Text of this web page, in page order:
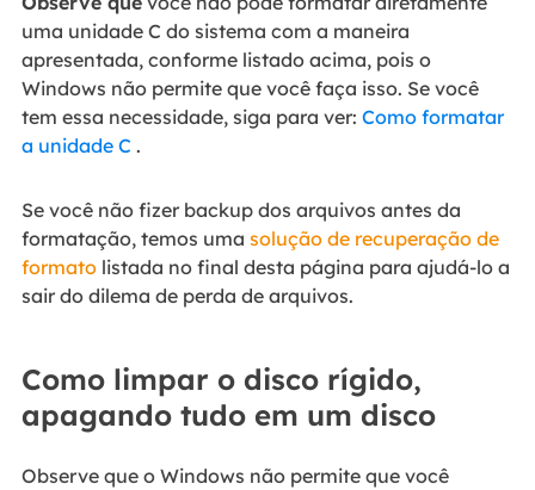
uma unidade C do sistema com a maneira
apresentada, conforme listado acima, pois o
Windows não permite que você faça isso. Se você
tem essa necessidade, siga para ver: Como formatar
a unidade C .
Se você não fizer backup dos arquivos antes da
formatação, temos uma solução de recuperação de
formatolistada no final desta página para ajudá-lo a
sair do dilema de perda de arquivos.
Como limpar o disco rígido,
apagando tudo em um disco
Observe que o Windows não permite que você